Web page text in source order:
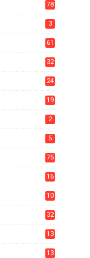
78
3
61
32
24
19
2
5
75
16
10
32
13
13